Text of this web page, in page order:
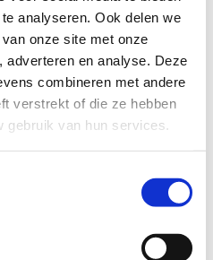
analyseren. Ook delen we
onze site met onze
adverteren en analyse. Deze
combineren met andere
verstrekt of die ze hebben
gebruik van hun services.
foto's of video's
kan kwetsen.
ander
is, laat je gewoon liggen.
veilig voelen met zijn
een gezellig sportkamp.
ongeacht hoe